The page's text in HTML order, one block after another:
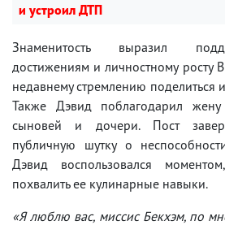
и устроил ДТП
Знаменитость выразил
достижениям и личностному росту
недавнему стремлению поделиться
Также Дэвид поблагодарил
сыновей и дочери. Пост
публичную шутку о
Дэвид воспользовался
похвалить ее кулинарные навыки.
«Я люблю вас, миссис Бекхэм, по